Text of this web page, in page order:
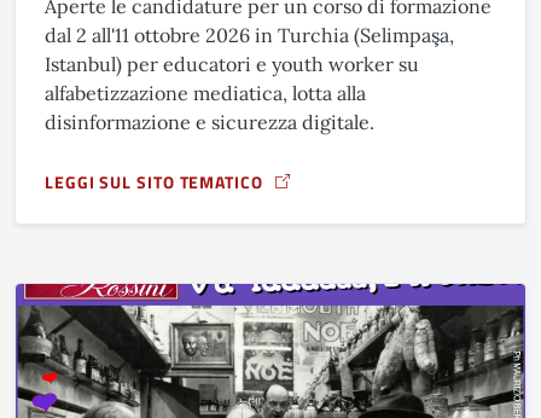
Aperte le candidature per un corso di formazione
dal 2 all'11 ottobre 2026 in Turchia (Selimpaşa,
Istanbul) per educatori e youth worker su
alfabetizzazione mediatica, lotta alla
disinformazione e sicurezza digitale.
LEGGI SUL SITO TEMATICO
A PROPOSITO DI CYBER SAGES: TRAINING COURSE SU